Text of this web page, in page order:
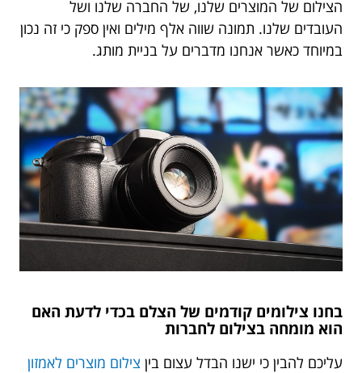
הצילום של המוצרים שלנו, של החברה שלנו ושל
העובדים שלנו. תמונה שווה אלף מילים ואין ספק כי זה נכון
במיוחד כאשר אנחנו מדברים על בניית מותג.
בחנו צילומים קודמים של הצלם בכדי לדעת האם
הוא מומחה בצילום לחברות
עליכם להבין כי ישנו הבדל עצום בין צילום מוצרים לאמזון